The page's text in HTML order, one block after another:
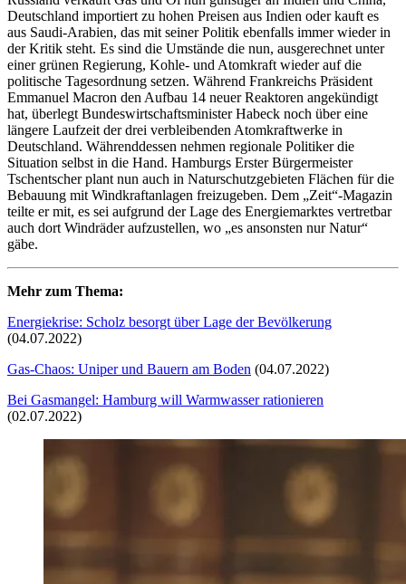
Deutschland importiert zu hohen Preisen aus Indien oder kauft es
aus Saudi-Arabien, das mit seiner Politik ebenfalls immer wieder in
der Kritik steht. Es sind die Umstände die nun, ausgerechnet unter
einer grünen Regierung, Kohle- und Atomkraft wieder auf die
politische Tagesordnung setzen. Während Frankreichs Präsident
Emmanuel Macron den Aufbau 14 neuer Reaktoren angekündigt
hat, überlegt Bundeswirtschaftsminister Habeck noch über eine
längere Laufzeit der drei verbleibenden Atomkraftwerke in
Deutschland. Währenddessen nehmen regionale Politiker die
Situation selbst in die Hand. Hamburgs Erster Bürgermeister
Tschentscher plant nun auch in Naturschutzgebieten Flächen für die
Bebauung mit Windkraftanlagen freizugeben. Dem „Zeit“-Magazin
teilte er mit, es sei aufgrund der Lage des Energiemarktes vertretbar
auch dort Windräder aufzustellen, wo „es ansonsten nur Natur“
gäbe.
Mehr zum Thema:
Energiekrise: Scholz besorgt über Lage der Bevölkerung
(04.07.2022)
Gas-Chaos: Uniper und Bauern am Boden (04.07.2022)
Bei Gasmangel: Hamburg will Warmwasser rationieren
(02.07.2022)